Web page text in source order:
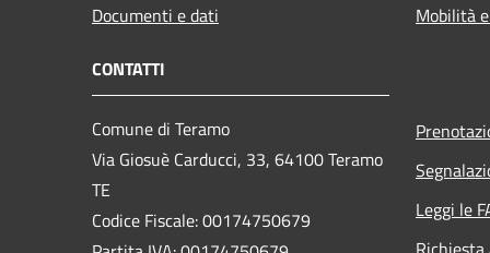
Documenti e dati
Mobilità
CONTATTI
Comune di Teramo
Via Giosuè Carducci, 33, 64100 Teramo
TE
Codice Fiscale: 00174750679
Leggi le